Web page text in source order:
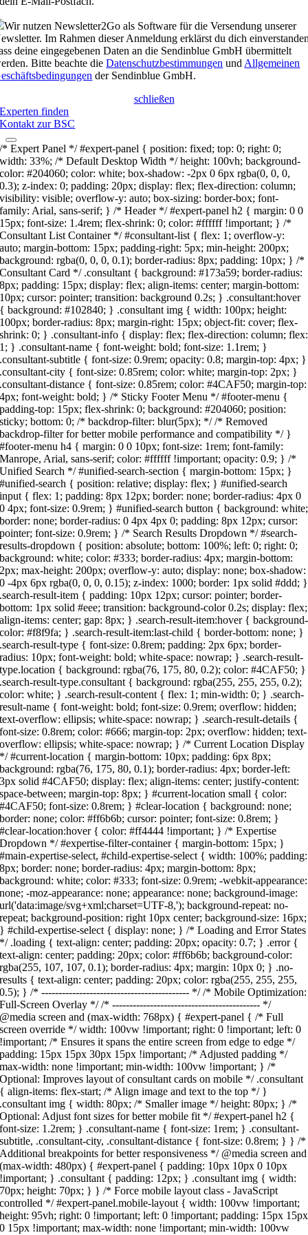
Wir nutzen Newsletter2Go als Software für die Versendung unserer
Im Rahmen dieser Anmeldung erklärst du dich
deine eingegebenen Daten an die Sendinblue GmbH übermittelt
Bitte beachte dieDatenschutzbestimmungen und Allgemeinen
der Sendinblue GmbH.
schließen
Experten finden
Kontakt zur BSC
/* Expert Panel */ #expert-panel { position: fixed; top: 0; right: 0;
width: 33%; /* Default Desktop Width */ height: 100vh; background-
color: #204060; color: white; box-shadow: -2px 0 6px rgba(0, 0, 0,
0.3); z-index: 0; padding: 20px; display: flex; flex-direction: column;
visibility: visible; overflow-y: auto; box-sizing: border-box; font-
family: Arial, sans-serif; } /* Header */ #expert-panel h2 { margin: 0 0
15px; font-size: 1.4rem; flex-shrink: 0; color: #ffffff !important; } /*
Consultant List Container */ #consultant-list { flex: 1; overflow-y:
auto; margin-bottom: 15px; padding-right: 5px; min-height: 200px;
background: rgba(0, 0, 0, 0.1); border-radius: 8px; padding: 10px; } /*
Consultant Card */ .consultant { background: #173a59; border-radius:
8px; padding: 15px; display: flex; align-items: center; margin-bottom:
10px; cursor: pointer; transition: background 0.2s; } .consultant:hover
{ background: #102840; } .consultant img { width: 100px; height:
100px; border-radius: 8px; margin-right: 15px; object-fit: cover; flex-
shrink: 0; } .consultant-info { display: flex; flex-direction: column; flex:
1; } .consultant-name { font-weight: bold; font-size: 1.1rem; }
.consultant-subtitle { font-size: 0.9rem; opacity: 0.8; margin-top: 4px; }
.consultant-city { font-size: 0.85rem; color: white; margin-top: 2px; }
.consultant-distance { font-size: 0.85rem; color: #4CAF50; margin-top:
4px; font-weight: bold; } /* Sticky Footer Menu */ #footer-menu {
padding-top: 15px; flex-shrink: 0; background: #204060; position:
sticky; bottom: 0; /* backdrop-filter: blur(5px); */ /* Removed
backdrop-filter for better mobile performance and compatibility */ }
#footer-menu h4 { margin: 0 0 10px; font-size: 1rem; font-family:
Manrope, Arial, sans-serif; color: #ffffff !important; opacity: 0.9; } /*
Unified Search */ #unified-search-section { margin-bottom: 15px; }
#unified-search { position: relative; display: flex; } #unified-search
input { flex: 1; padding: 8px 12px; border: none; border-radius: 4px 0
0 4px; font-size: 0.9rem; } #unified-search button { background: white;
border: none; border-radius: 0 4px 4px 0; padding: 8px 12px; cursor:
pointer; font-size: 0.9rem; } /* Search Results Dropdown */ #search-
results-dropdown { position: absolute; bottom: 100%; left: 0; right: 0;
background: white; color: #333; border-radius: 4px; margin-bottom:
2px; max-height: 200px; overflow-y: auto; display: none; box-shadow:
0 -4px 6px rgba(0, 0, 0, 0.15); z-index: 1000; border: 1px solid #ddd; }
.search-result-item { padding: 10px 12px; cursor: pointer; border-
bottom: 1px solid #eee; transition: background-color 0.2s; display: flex;
align-items: center; gap: 8px; } .search-result-item:hover { background-
color: #f8f9fa; } .search-result-item:last-child { border-bottom: none; }
.search-result-type { font-size: 0.8rem; padding: 2px 6px; border-
radius: 10px; font-weight: bold; white-space: nowrap; } .search-result-
type.location { background: rgba(76, 175, 80, 0.2); color: #4CAF50; }
.search-result-type.consultant { background: rgba(255, 255, 255, 0.2);
color: white; } .search-result-content { flex: 1; min-width: 0; } .search-
result-name { font-weight: bold; font-size: 0.9rem; overflow: hidden;
text-overflow: ellipsis; white-space: nowrap; } .search-result-details {
font-size: 0.8rem; color: #666; margin-top: 2px; overflow: hidden; text-
overflow: ellipsis; white-space: nowrap; } /* Current Location Display
*/ #current-location { margin-bottom: 10px; padding: 6px 8px;
background: rgba(76, 175, 80, 0.1); border-radius: 4px; border-left:
3px solid #4CAF50; display: flex; align-items: center; justify-content:
space-between; margin-top: 8px; } #current-location small { color:
#4CAF50; font-size: 0.8rem; } #clear-location { background: none;
border: none; color: #ff6b6b; cursor: pointer; font-size: 0.8rem; }
#clear-location:hover { color: #ff4444 !important; } /* Expertise
Dropdown */ #expertise-filter-container { margin-bottom: 15px; }
#main-expertise-select, #child-expertise-select { width: 100%; padding:
8px; border: none; border-radius: 4px; margin-bottom: 8px;
background: white; color: #333; font-size: 0.9rem; -webkit-appearance:
none; -moz-appearance: none; appearance: none; background-image:
url('data:image/svg+xml;charset=UTF-8,'); background-repeat: no-
repeat; background-position: right 10px center; background-size: 16px;
} #child-expertise-select { display: none; } /* Loading and Error States
*/ .loading { text-align: center; padding: 20px; opacity: 0.7; } .error {
text-align: center; padding: 20px; color: #ff6b6b; background-color:
rgba(255, 107, 107, 0.1); border-radius: 4px; margin: 10px 0; } .no-
results { text-align: center; padding: 20px; color: rgba(255, 255, 255,
0.5); } /* ------------------------------------------- */ /* Mobile Optimization:
Full-Screen Overlay */ /* ------------------------------------------- */
@media screen and (max-width: 768px) { #expert-panel { /* Full
screen override */ width: 100vw !important; right: 0 !important; left: 0
!important; /* Ensures it spans the entire screen from edge to edge */
padding: 15px 15px 30px 15px !important; /* Adjusted padding */
max-width: none !important; min-width: 100vw !important; } /*
Optional: Improves layout of consultant cards on mobile */ .consultant
{ align-items: flex-start; /* Align image and text to the top */ }
.consultant img { width: 80px; /* Smaller image */ height: 80px; } /*
Optional: Adjust font sizes for better mobile fit */ #expert-panel h2 {
font-size: 1.2rem; } .consultant-name { font-size: 1rem; } .consultant-
subtitle, .consultant-city, .consultant-distance { font-size: 0.8rem; } } /*
Additional breakpoints for better responsiveness */ @media screen and
(max-width: 480px) { #expert-panel { padding: 10px 10px 0 10px
!important; } .consultant { padding: 12px; } .consultant img { width:
70px; height: 70px; } } /* Force mobile layout class - JavaScript
controlled */ #expert-panel.mobile-layout { width: 100vw !important;
height: 95vh; right: 0 !important; left: 0 !important; padding: 15px 15px
0 15px !important; max-width: none !important; min-width: 100vw